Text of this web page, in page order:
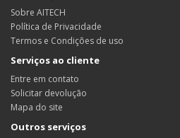
Sobre AITECH
Política de Privacidade
Termos e Condições de uso
Serviços ao cliente
Entre em contato
Solicitar devolução
Mapa do site
Outros serviços